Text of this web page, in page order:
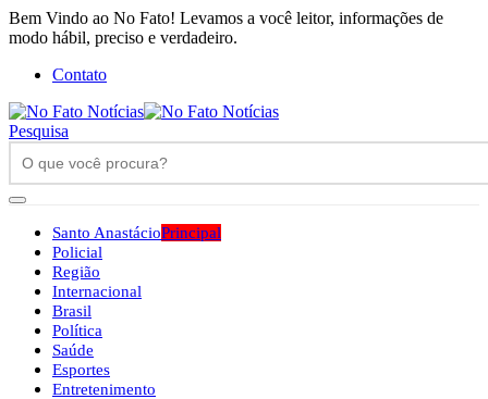
Bem Vindo ao No Fato! Levamos a você leitor, informações de
modo hábil, preciso e verdadeiro.
Contato
Pesquisa
Santo AnastácioPrincipal
Policial
Região
Internacional
Brasil
Política
Saúde
Esportes
Entretenimento